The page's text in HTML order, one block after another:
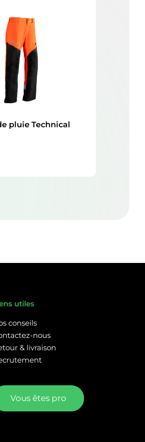
pluie Technical
utiles
conseils
nous
& livraison
Vous êtes pro